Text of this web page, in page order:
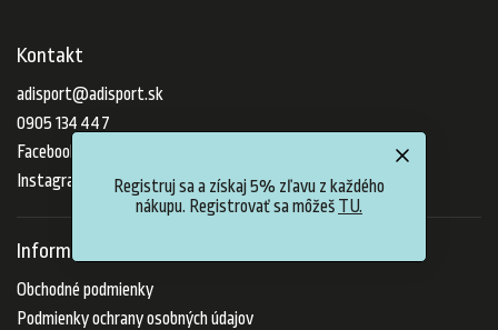
Registruj sa a získaj 5% zľavu z každého
nákupu. Registrovať sa môžeš TU.
Kontakt
adisport@adisport.sk
0905 134 447
Facebook
Instagram
Informácie pre vás
Obchodné podmienky
Podmienky ochrany osobných údajov